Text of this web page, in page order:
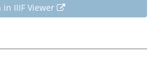
in IIIF Viewer